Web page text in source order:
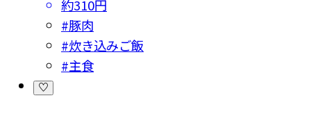
約310円
#豚肉
#炊き込みご飯
#主食